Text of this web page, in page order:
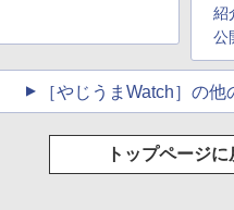
紹
公
［やじうまWatch］の他
トップページに